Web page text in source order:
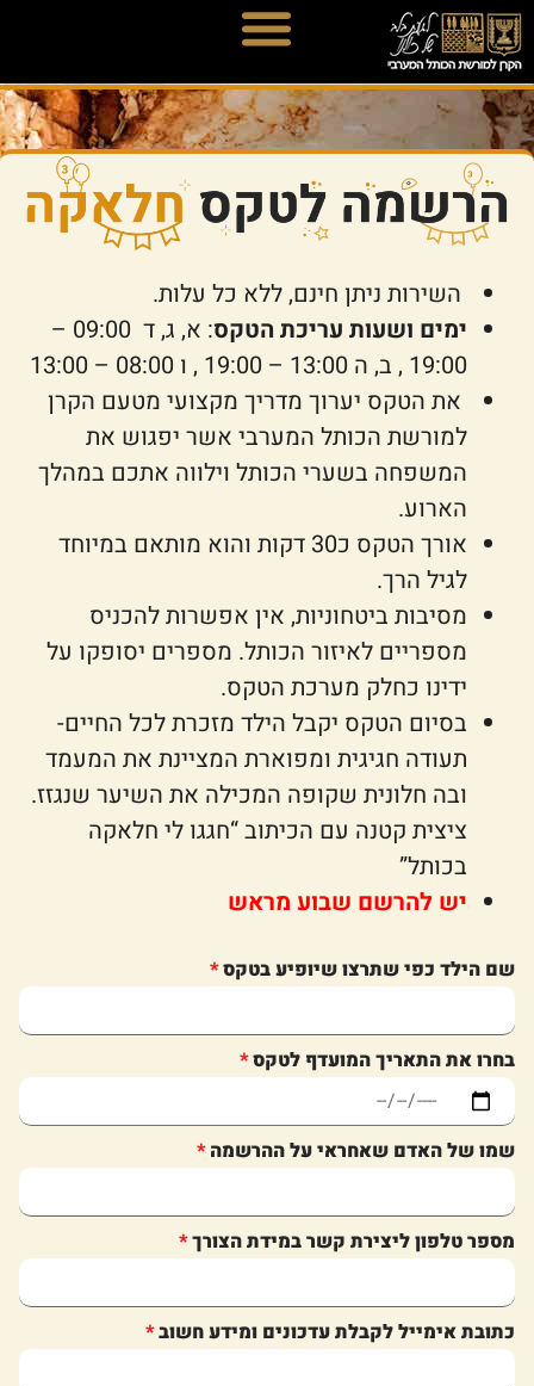
השירות ניתן חינם, ללא כל עלות.
ימים ושעות עריכת הטקס
: א, ג, ד 09:00 –
19:00 , ב, ה 13:00 – 19:00 , ו 08:00 – 13:00
את הטקס יערוך מדריך מקצועי מטעם הקרן
למורשת הכותל המערבי אשר יפגוש את
המשפחה בשערי הכותל וילווה אתכם במהלך
הארוע.
אורך הטקס כ30 דקות והוא מותאם במיוחד
לגיל הרך.
מסיבות ביטחוניות, אין אפשרות להכניס
מספריים לאיזור הכותל. מספרים יסופקו על
ידינו כחלק מערכת הטקס.
בסיום הטקס יקבל הילד מזכרת לכל החיים-
תעודה חגיגית ומפוארת המציינת את המעמד
ובה חלונית שקופה המכילה את השיער שנגזז.
ציצית קטנה עם הכיתוב “חגגו לי חלאקה
בכותל”
יש להרשם שבוע מראש
שם הילד כפי שתרצו שיופיע בטקס
בחרו את התאריך המועדף לטקס
שמו של האדם שאחראי על ההרשמה
מספר טלפון ליצירת קשר במידת הצורך
כתובת אימייל לקבלת עדכונים ומידע חשוב